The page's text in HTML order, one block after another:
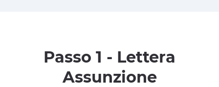
Passo 1 - Lettera
Assunzione